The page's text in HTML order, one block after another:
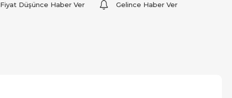
Fiyat Düşünce Haber Ver Gelince Haber Ver